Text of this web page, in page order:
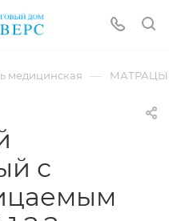
медицинская —
с